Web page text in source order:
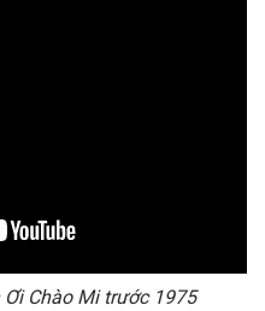
Chào Mi trước 1975